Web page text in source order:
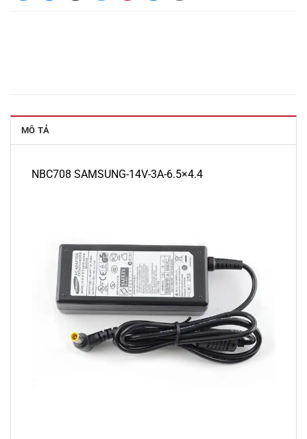
MÔ TẢ
NBC708 SAMSUNG-14V-3A-6.5×4.4